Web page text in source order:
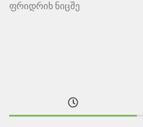
ფრიდრიხ ნიცშე